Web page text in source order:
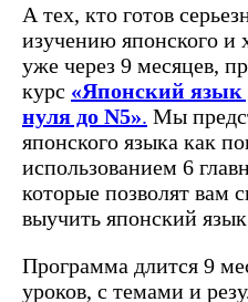
А тех, кто готов
изучению японского и
уже через 9 месяцев,
курс «Японский
нуля до N5». Мы
японского языка как
использованием 6
которые позволят вам
выучить японский
Программа длится 9
уроков, с темами и